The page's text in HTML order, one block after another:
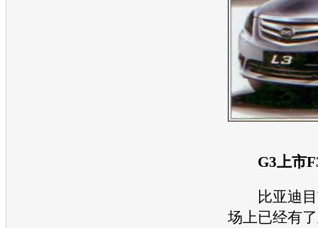
G3上市
比亚迪
场上已经有